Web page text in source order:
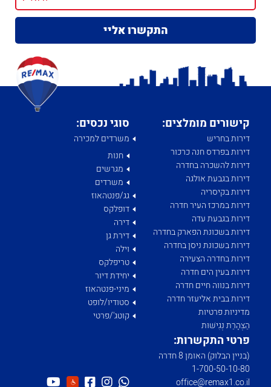
קישורים מומלצים:
דירות בחריש
דירות בפרדס חנה כרכור
דירות להשכרה בחדרה
דירות בגבעת אולגה
דירות בקיסריה
דירות במרכז העיר חדרה
דירות בגבעת עדה
דירות בשכונת הפארק בחדרה
דירות בשכונת ניסן בחדרה
דירות בחדרה הצעירה
דירות בעין הים חדרה
דירות בנווה חיים חדרה
דירות בבית אליעזר חדרה
מדיניות פרטיות
הַצְהָרַת נְגִישׁוּת
סוגי נכסים:
משרדים למכירה
חנות
מגרשים
משרדים
גג/פנטהאוז
דופלקס
דירה
דירת גן
וילה
טריפלקס
יחידת דיור
מיני-פנטהאוז
סטודיו/לופט
קוטג'/פרטי
פרטי התקשרות:
(בניין הבלוק) האומן 8 חדרה
1­-700­-50-­10-­80
office@remax1.co.il